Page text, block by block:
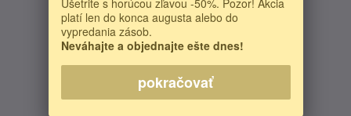
Predaj, poradenstvo:0948 833 533
E-mail:sales@autoledky.sk
Web:https://www.autoledky.sk/
Ušetrite s horúcou zľavou -50%. Pozor! Akcia
platí len do konca augusta alebo do
vypredania zásob.
Neváhajte a objednajte ešte dnes!
pokračovať